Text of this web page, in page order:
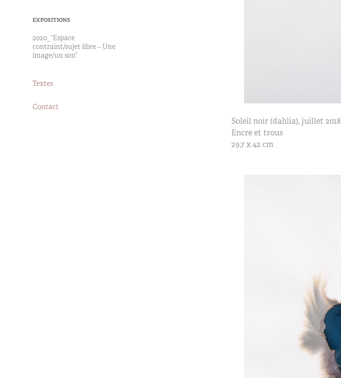
EXPOSITIONS
2020_“Espace
contraint/sujet libre – Une
image/un son”
Textes
Contact
Soleil noir (dahlia), juillet 2018
Encre et trous
29,7 x 42 cm